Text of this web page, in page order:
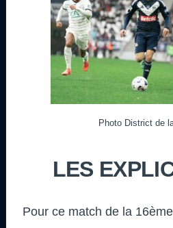
Photo District de
LES
Pour ce match de la